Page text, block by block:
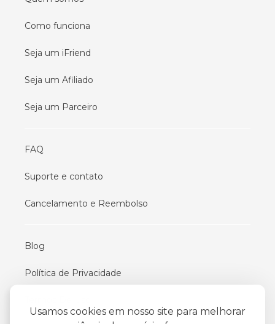
Usamos cookies em nosso site para melhorar
Como funciona
Seja um iFriend
Seja um Afiliado
Seja um Parceiro
FAQ
Suporte e contato
Cancelamento e Reembolso
Blog
Política de Privacidade